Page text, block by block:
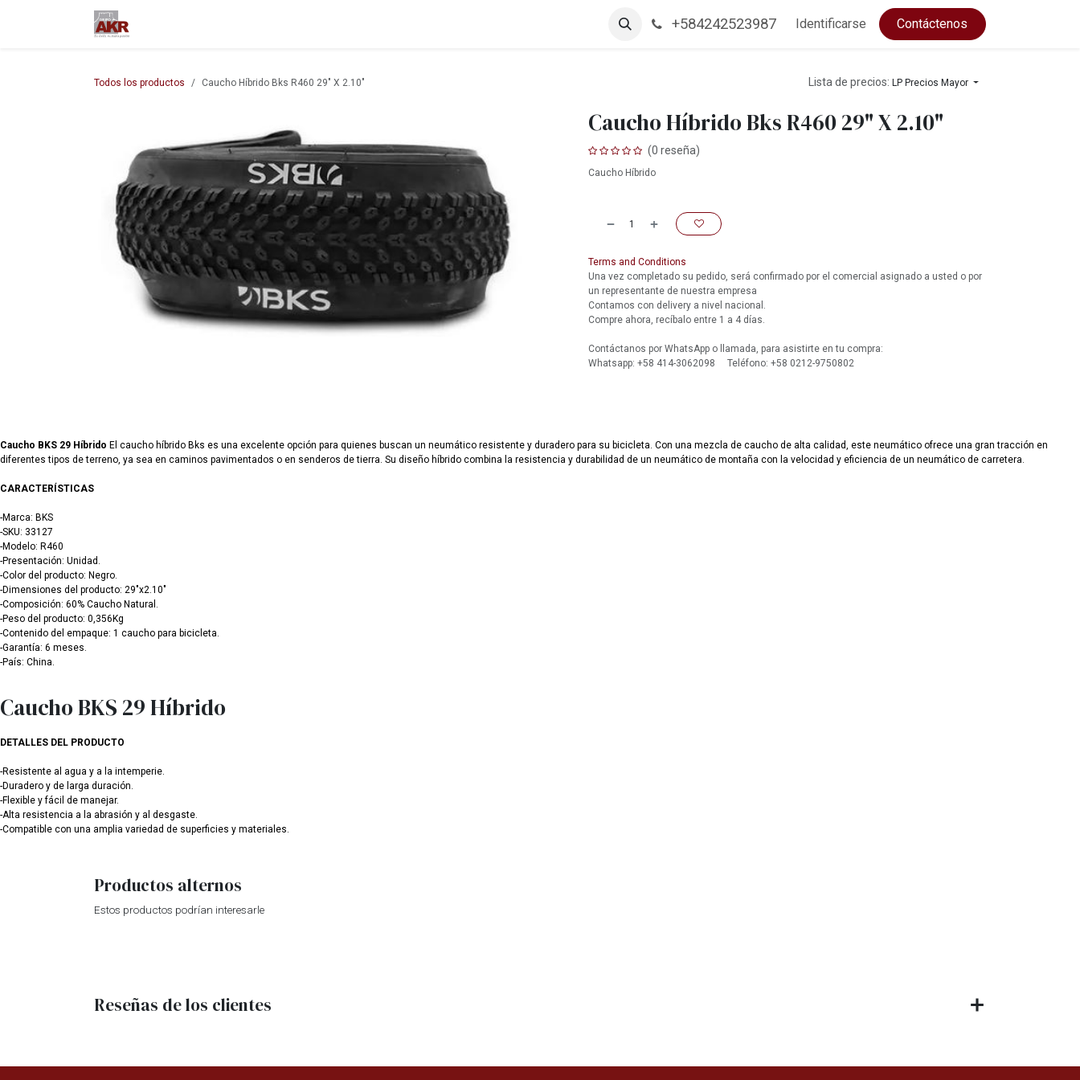
Empleos +584242523987 Identificarse Contáctenos
Todos los productos Caucho Híbrido Bks R460 29" X 2.10" Lista de precios: LP Precios Mayor
Caucho Híbrido Bks R460 29" X 2.10"
(0 reseña)
Caucho Híbrido
Terms and Conditions
Una vez completado su pedido, será confirmado por el comercial asignado a usted o por
un representante de nuestra empresa
Contamos con delivery a nivel nacional.
Compre ahora, recíbalo entre 1 a 4 días.
Contáctanos por WhatsApp o llamada, para asistirte en tu compra:
Whatsapp: +58 414-3062098 Teléfono: +58 0212-9750802
Caucho BKS 29 Híbrido El caucho híbrido Bks es una excelente opción para quienes buscan un neumático resistente y duradero para su bicicleta. Con una mezcla de caucho de alta calidad, este neumático ofrece una gran tracción en
diferentes tipos de terreno, ya sea en caminos pavimentados o en senderos de tierra. Su diseño híbrido combina la resistencia y durabilidad de un neumático de montaña con la velocidad y eficiencia de un neumático de carretera.
CARACTERÍSTICAS
-Marca: BKS
-SKU: 33127
-Modelo: R460
-Presentación: Unidad.
-Color del producto: Negro.
-Dimensiones del producto: 29"x2.10"
-Composición: 60% Caucho Natural.
-Peso del producto: 0,356Kg
-Contenido del empaque: 1 caucho para bicicleta.
-Garantía: 6 meses.
-País: China.
Caucho BKS 29 Híbrido
DETALLES DEL PRODUCTO
-Resistente al agua y a la intemperie.
-Duradero y de larga duración.
-Flexible y fácil de manejar.
-Alta resistencia a la abrasión y al desgaste.
-Compatible con una amplia variedad de superficies y materiales.
Productos alternos
Estos productos podrían interesarle
Reseñas de los clientes